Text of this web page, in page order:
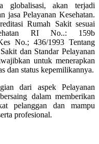
globalisasi, akan terjadi
jasa Pelayanan Kesehatan.
Rumah Sakit sesuai
RI No..: 159b
No.; 436/1993 Tentang
dan Standar Pelayanan
untuk menerapkan
dan status kepemilikannya.
dari aspek Pelayanan
dalam memberikan
pelanggan dan mampu
profesional.